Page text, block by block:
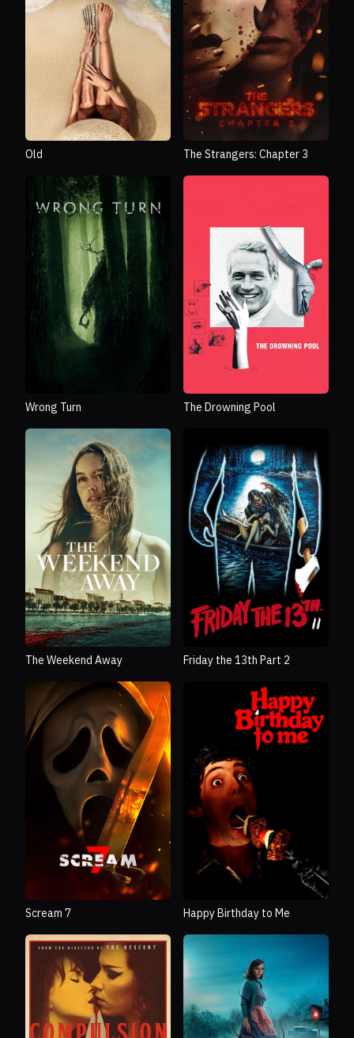
Old The Strangers: Chapter 3
Wrong Turn The Drowning Pool
The Weekend Away Friday the 13th Part 2
Scream 7 Happy Birthday to Me